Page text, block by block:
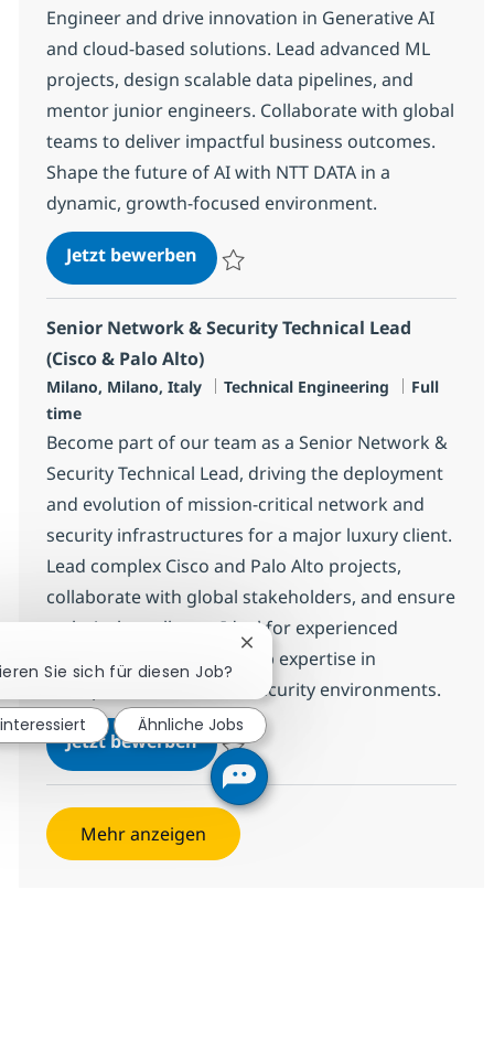
Engineer and drive innovation in Generative AI
and cloud-based solutions. Lead advanced ML
projects, design scalable data pipelines, and
mentor junior engineers. Collaborate with global
teams to deliver impactful business outcomes.
Shape the future of AI with NTT DATA in a
dynamic, growth-focused environment.
Jetzt bewerbenML Engineer Senior - GenAI
Senior Network & Security Technical Lead
(Cisco & Palo Alto)
Standort
Milano, Milano, Italy Kategorie
Technical Engineering Jobtyp
Full
time
Become part of our team as a Senior Network &
Security Technical Lead, driving the deployment
and evolution of mission-critical network and
security infrastructures for a major luxury client.
Lead complex Cisco and Palo Alto projects,
collaborate with global stakeholders, and ensure
technical excellence. Ideal for experienced
technical leaders with deep expertise in
enterprise network and security environments.
Jetzt bewerbenSenior Network & Security
Speichern Senior Network & Security
Mehr anzeigen
Sie sich für diesen Job?
Chatbot-Benachrichtigung
Ähnliche Jobs